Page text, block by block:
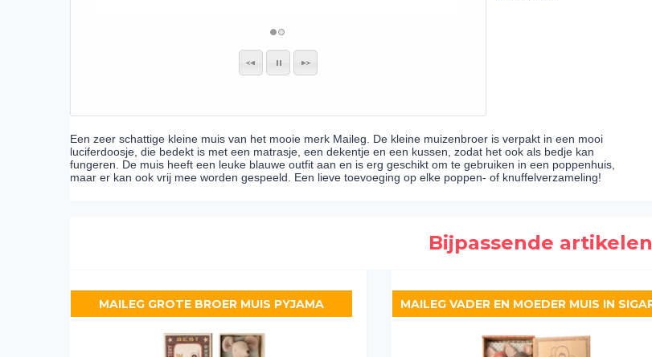
Een zeer schattige kleine muis van het mooie merk Maileg. De kleine muizenbroer is verpakt in een mooi
luciferdoosje, die bedekt is met een matrasje, een dekentje en een kussen, zodat het ook als bedje kan
fungeren. De muis heeft een leuke blauwe outfit aan en is erg geschikt om te gebruiken in een poppenhuis,
maar er kan ook vrij mee worden gespeeld. Een lieve toevoeging op elke poppen- of knuffelverzameling!
Bijpassende artikelen
MAILEG GROTE BROER MUIS PYJAMA